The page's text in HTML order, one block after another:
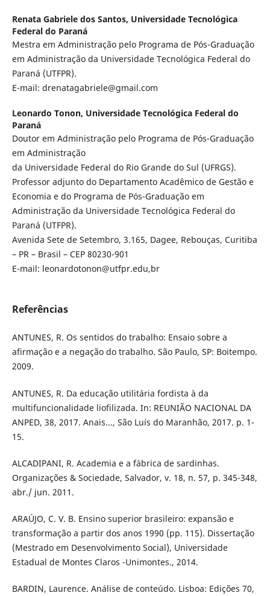
Renata Gabriele dos Santos, Universidade Tecnológica
Federal do Paraná
Mestra em Administração pelo Programa de Pós-Graduação
em Administração da Universidade Tecnológica Federal do
Paraná (UTFPR).
E-mail: drenatagabriele@gmail.com
Leonardo Tonon, Universidade Tecnológica Federal do
Paraná
Doutor em Administração pelo Programa de Pós-Graduação
em Administração
da Universidade Federal do Rio Grande do Sul (UFRGS).
Professor adjunto do Departamento Acadêmico de Gestão e
Economia e do Programa de Pós-Graduação em
Administração da Universidade Tecnológica Federal do
Paraná (UTFPR).
Avenida Sete de Setembro, 3.165, Dagee, Rebouças, Curitiba
– PR – Brasil – CEP 80230-901
E-mail: leonardotonon@utfpr.edu,br
Referências
ANTUNES, R. Os sentidos do trabalho: Ensaio sobre a
afirmação e a negação do trabalho. São Paulo, SP: Boitempo.
2009.
ANTUNES, R. Da educação utilitária fordista à da
multifuncionalidade liofilizada. In: REUNIÃO NACIONAL DA
ANPED, 38, 2017. Anais..., São Luís do Maranhão, 2017. p. 1-
15.
ALCADIPANI, R. Academia e a fábrica de sardinhas.
Organizações & Sociedade, Salvador, v. 18, n. 57, p. 345-348,
abr./ jun. 2011.
ARAÚJO, C. V. B. Ensino superior brasileiro: expansão e
transformação a partir dos anos 1990 (pp. 115). Dissertação
(Mestrado em Desenvolvimento Social), Universidade
Estadual de Montes Claros -Unimontes., 2014.
BARDIN, Laurence. Análise de conteúdo. Lisboa: Edições 70,